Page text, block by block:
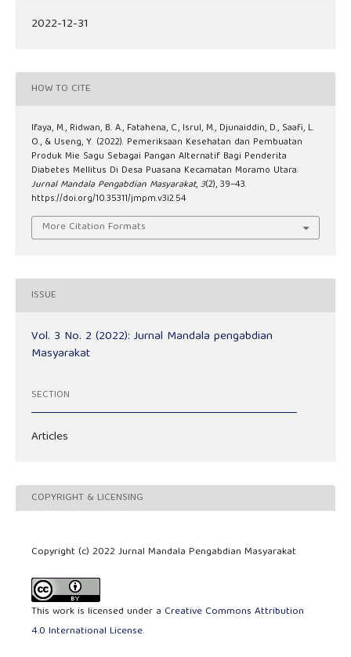
2022-12-31
HOW TO CITE
Ifaya, M., Ridwan, B. A., Fatahena, C., Isrul, M., Djunaiddin, D., Saafi, L.
O., & Useng, Y. (2022). Pemeriksaan Kesehatan dan Pembuatan
Produk Mie Sagu Sebagai Pangan Alternatif Bagi Penderita
Diabetes Mellitus Di Desa Puasana Kecamatan Moramo Utara.
Jurnal Mandala Pengabdian Masyarakat,3(2), 39–43.
https://doi.org/10.35311/jmpm.v3i2.54
More Citation Formats
ISSUE
Vol. 3 No. 2 (2022): Jurnal Mandala pengabdian
Masyarakat
SECTION
Articles
COPYRIGHT & LICENSING
Copyright (c) 2022 Jurnal Mandala Pengabdian Masyarakat
This work is licensed under a Creative Commons Attribution
4.0 International License.